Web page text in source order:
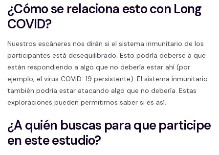
¿Cómo se relaciona esto con Long
COVID?
Nuestros escáneres nos dirán si el sistema inmunitario de los
participantes está desequilibrado. Esto podría deberse a que
están respondiendo a algo que no debería estar ahí (por
ejemplo, el virus COVID-19 persistente). El sistema inmunitario
también podría estar atacando algo que no debería. Estas
exploraciones pueden permitirnos saber si es así.
¿A quién buscas para que participe
en este estudio?